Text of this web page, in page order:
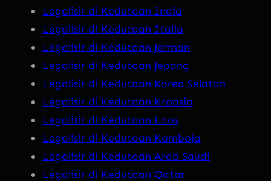
Legalisir di Kedutaan India
Legalisir di Kedutaan Italia
Legalisir di Kedutaan Jerman
Legalisir di Kedutaan Jepang
Legalisir di Kedutaan Korea Selatan
Legalisir di Kedutaan Kroasia
Legalisir di Kedutaan Laos
Legalisir di Kedutaan Kamboja
Legalisir di Kedutaan Arab Saudi
Legalisir di Kedutaan Qatar